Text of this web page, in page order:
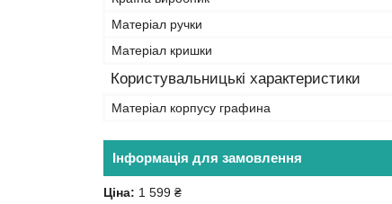
Матеріал ручки
Матеріал кришки
Користувальницькі характеристики
Матеріал корпусу графина
Інформація для замовлення
Ціна: 1 599 ₴